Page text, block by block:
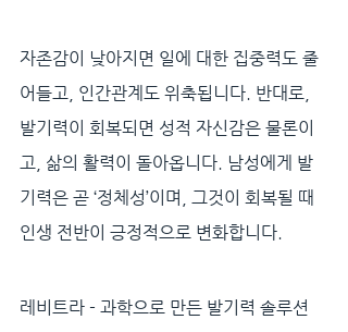
자존감이 낮아지면 일에 대한 집중력도 줄
어들고, 인간관계도 위축됩니다. 반대로,
발기력이 회복되면 성적 자신감은 물론이
고, 삶의 활력이 돌아옵니다. 남성에게 발
기력은 곧 ‘정체성’이며, 그것이 회복될 때
인생 전반이 긍정적으로 변화합니다.
레비트라 - 과학으로 만든 발기력 솔루션